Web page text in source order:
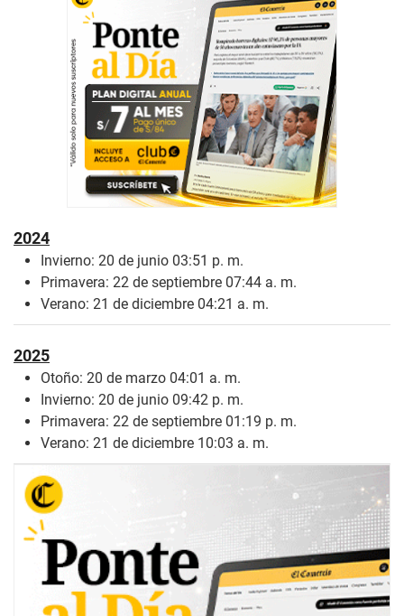
2024
Invierno: 20 de junio 03:51 p. m.
Primavera: 22 de septiembre 07:44 a. m.
Verano: 21 de diciembre 04:21 a. m.
2025
Otoño: 20 de marzo 04:01 a. m.
Invierno: 20 de junio 09:42 p. m.
Primavera: 22 de septiembre 01:19 p. m.
Verano: 21 de diciembre 10:03 a. m.